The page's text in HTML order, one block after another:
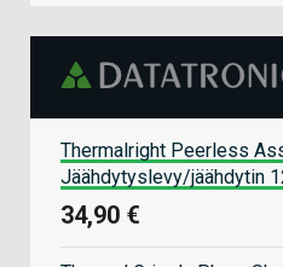
Thermalright Peerless
Jäähdytyslevy/jäähdytin
34,90 €